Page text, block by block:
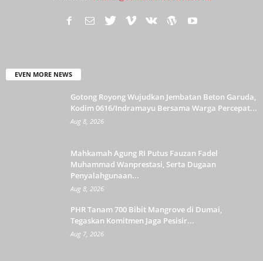
EVEN MORE NEWS
Gotong Royong Wujudkan Jembatan Beton Garuda,
Kodim 0616/Indramayu Bersama Warga Percepat...
Aug 8, 2026
Mahkamah Agung RI Putus Fauzan Fadel
Muhammad Wanprestasi, Serta Dugaan
Penyalahgunaan...
Aug 8, 2026
PHR Tanam 700 Bibit Mangrove di Dumai,
Tegaskan Komitmen Jaga Pesisir...
Aug 7, 2026